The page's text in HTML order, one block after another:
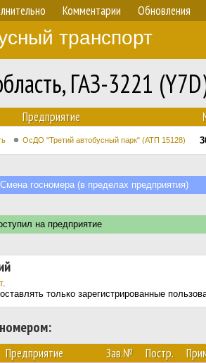
Комментарии Обновления
транспорт
ГАЗ-3221
Предприятие
ОсДО "Третий автобусный парк" (АТП 15128)
госномера (в пределах предприятия)
на предприятие
.
только зарегистрированные
Предприятие Зав.№ Постр.